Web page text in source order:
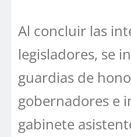
Al concluir las
legisladores, se
guardias de
gobernadores e
gabinete